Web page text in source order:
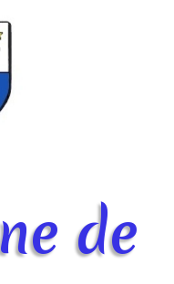
de